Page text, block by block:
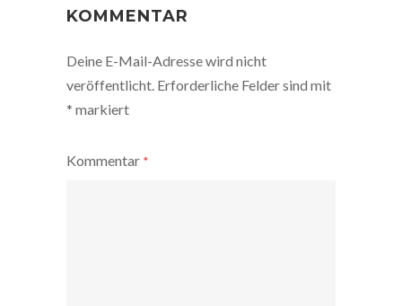
KOMMENTAR
Deine E-Mail-Adresse wird nicht
veröffentlicht. Erforderliche Felder sind mit
* markiert
Kommentar *